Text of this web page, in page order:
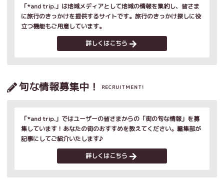
「*and trip.」は地域メディアとして地域の情報を集約し、皆さま
に旅行のきっかけを提供するサイトです。旅行のきっかけ探しに役
立つ機能もご用意しています。
詳しくはこちら
旬な情報募集中！ RECRUITMENT!
「*and trip.」ではユーザーの皆さまからの「街の旬な情報」を募
集しています！あなたの街のおすすめを教えてください。編集部が
記事にしてご紹介いたします♪
詳しくはこちら